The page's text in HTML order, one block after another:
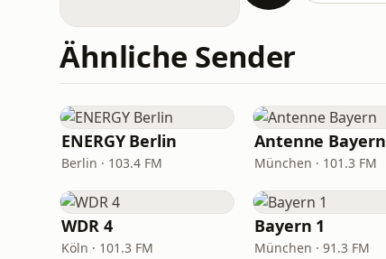
Ähnliche Sender
ENERGY Berlin
Berlin · 103.4 FM
Antenne Bayern
München · 101.3 FM
WDR 4
Köln · 101.3 FM
Bayern 1
München · 91.3 FM